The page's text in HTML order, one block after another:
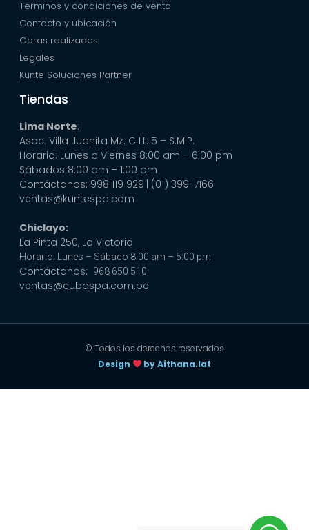
Términos y condiciones de venta
Contacto y ubicación
Obras realizadas
Legales
Kunte Soluciones Partner
Tiendas
Lima Norte:
Asoc. Villa Juanita Mz. C Lt. 5 – S.M.P.
Horario: Lunes a Viernes 8:00 am – 6:00 pm
Sábados 8:00 am – 1:00 pm
Contáctanos: 998 119 929 | (01) 399-7166
ventas@kuntespa.com
Chiclayo:
La Pinta 250, La Victoria
Horario: Lunes – Sábado 8:00 am – 5:00 pm
Contáctanos: 968 650 510
ventas@cubaspa.com.pe
© Todos los derechos reservados
Design
by Aithana.lat